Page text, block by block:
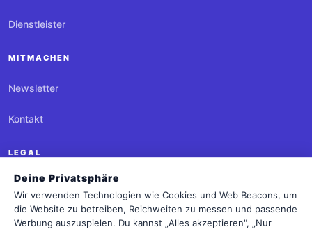
Dienstleister
MITMACHEN
Newsletter
Kontakt
LEGAL
Impressum
Datenschutz
Deine Privatsphäre
Wir verwenden Technologien wie Cookies und Web Beacons, um
die Website zu betreiben, Reichweiten zu messen und passende
Werbung auszuspielen. Du kannst „Alles akzeptieren", „Nur